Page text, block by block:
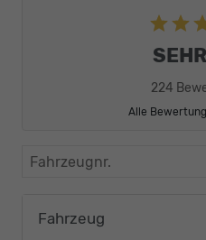
224
Alle
Fahrzeugnr.
Fahrzeug